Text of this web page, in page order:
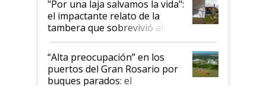
"Por una laja salvamos la vida":
el impactante relato de la
tambera que sobrevivió al
tornado
“Alta preocupación” en los
puertos del Gran Rosario por
buques parados: el